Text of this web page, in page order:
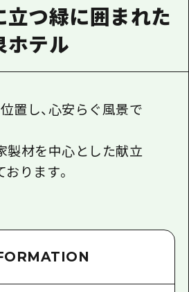
ブック
の魅力を動画でご紹介！
ア掲載情報
ンク
つ緑に囲まれた
ホテル
置し、心安らぐ風景で
製材を中心とした献立
ります。